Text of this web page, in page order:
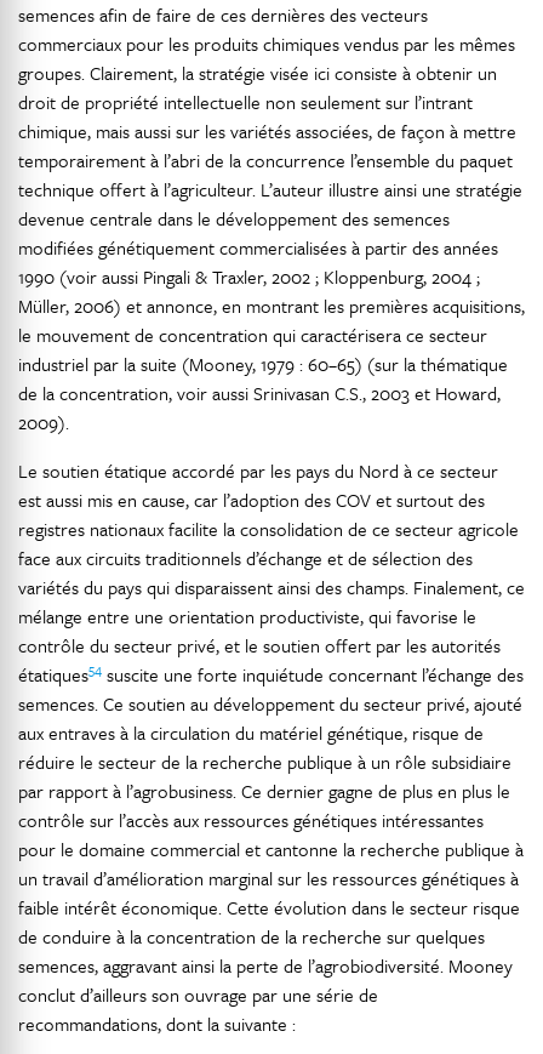
semences afin de faire de ces dernières des vecteurs
commerciaux pour les produits chimiques vendus par les mêmes
groupes. Clairement, la stratégie visée ici consiste à obtenir un
droit de propriété intellectuelle non seulement sur l’intrant
chimique, mais aussi sur les variétés associées, de façon à mettre
temporairement à l’abri de la concurrence l’ensemble du paquet
technique offert à l’agriculteur. L’auteur illustre ainsi une stratégie
devenue centrale dans le développement des semences
modifiées génétiquement commercialisées à partir des années
1990 (voir aussi Pingali & Traxler, 2002 ; Kloppenburg, 2004 ;
Müller, 2006) et annonce, en montrant les premières acquisitions,
le mouvement de concentration qui caractérisera ce secteur
industriel par la suite (Mooney, 1979 : 60–65) (sur la thématique
de la concentration, voir aussi Srinivasan C.S., 2003 et Howard,
2009).
Le soutien étatique accordé par les pays du Nord à ce secteur
est aussi mis en cause, car l’adoption des COV et surtout des
registres nationaux facilite la consolidation de ce secteur agricole
face aux circuits traditionnels d’échange et de sélection des
variétés du pays qui disparaissent ainsi des champs. Finalement, ce
mélange entre une orientation productiviste, qui favorise le
contrôle du secteur privé, et le soutien offert par les autorités
étatiques54 suscite une forte inquiétude concernant l’échange des
semences. Ce soutien au développement du secteur privé, ajouté
aux entraves à la circulation du matériel génétique, risque de
réduire le secteur de la recherche publique à un rôle subsidiaire
par rapport à l’agrobusiness. Ce dernier gagne de plus en plus le
contrôle sur l’accès aux ressources génétiques intéressantes
pour le domaine commercial et cantonne la recherche publique à
un travail d’amélioration marginal sur les ressources génétiques à
faible intérêt économique. Cette évolution dans le secteur risque
de conduire à la concentration de la recherche sur quelques
semences, aggravant ainsi la perte de l’agrobiodiversité. Mooney
conclut d’ailleurs son ouvrage par une série de
recommandations, dont la suivante :